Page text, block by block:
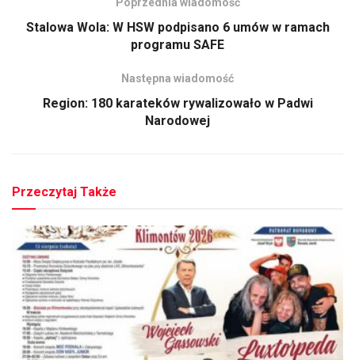
Stalowa Wola: W HSW podpisano 6 umów w ramach
programu SAFE
Następna wiadomość
Region: 180 karateków rywalizowało w Padwi
Narodowej
Przeczytaj Także